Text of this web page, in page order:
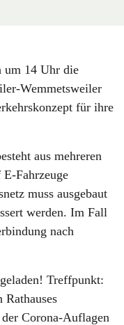
um 14 Uhr die
Wemmetsweiler
für ihre
aus mehreren
Fahrzeuge
muss ausgebaut
werden. Im Fall
nach
Treffpunkt:
Rathauses
Corona-Auflagen